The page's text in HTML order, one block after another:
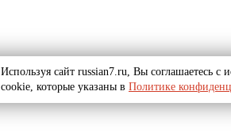
Используя сайт russian7.ru, Вы соглашаетесь с
cookie, которые указаны в Политике